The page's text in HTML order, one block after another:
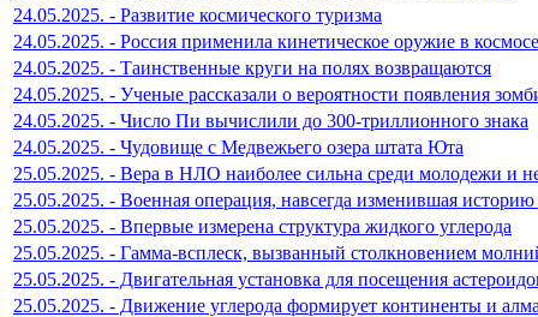
24.05.2025. - Развитие космического туризма
24.05.2025. - Россия применила кинетическое оружие в космосе
24.05.2025. - Таинственные круги на полях возвращаются
24.05.2025. - Ученые рассказали о вероятности появления
24.05.2025. - Число Пи вычислили до 300-триллионного знака
24.05.2025. - Чудовище с Медвежьего озера штата Юта
25.05.2025. - Вера в НЛО наиболее сильна среди молодежи и
25.05.2025. - Военная операция, навсегда изменившая
25.05.2025. - Впервые измерена структура жидкого углерода
25.05.2025. - Гамма-всплеск, вызванный столкновением
25.05.2025. - Двигательная установка для посещения
25.05.2025. - Движение углерода формирует континенты и